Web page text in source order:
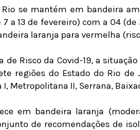
se mantém em bandeira
a 13 de fevereiro) com a 04 (de
laranja para vermelha
de Risco da Covid-19, a
regiões do Estado do Rio de
Metropolitana II, Serrana,
em bandeira laranja
de recomendações de